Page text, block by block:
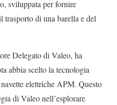
sviluppata per fornire
trasporto di una barella e del
Delegato di Valeo, ha
abbia scelto la tecnologia
elettriche APM. Questo
di Valeo nell’esplorare